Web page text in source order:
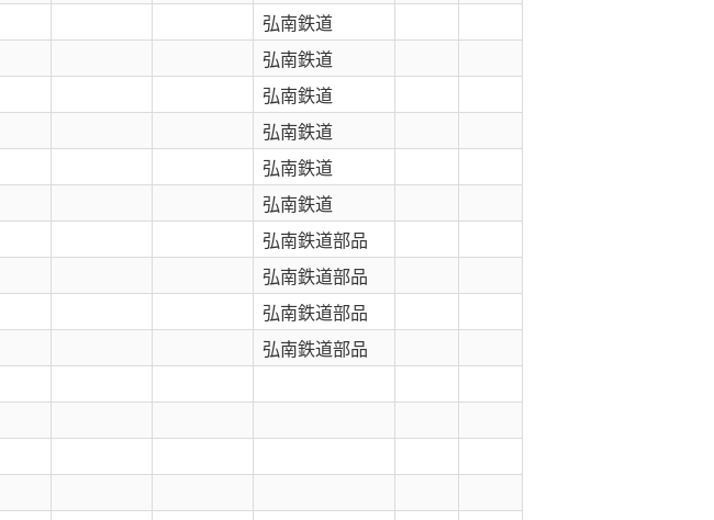
弘南鉄道
弘南鉄道
弘南鉄道
弘南鉄道
弘南鉄道
弘南鉄道
弘南鉄道部品
弘南鉄道部品
弘南鉄道部品
弘南鉄道部品